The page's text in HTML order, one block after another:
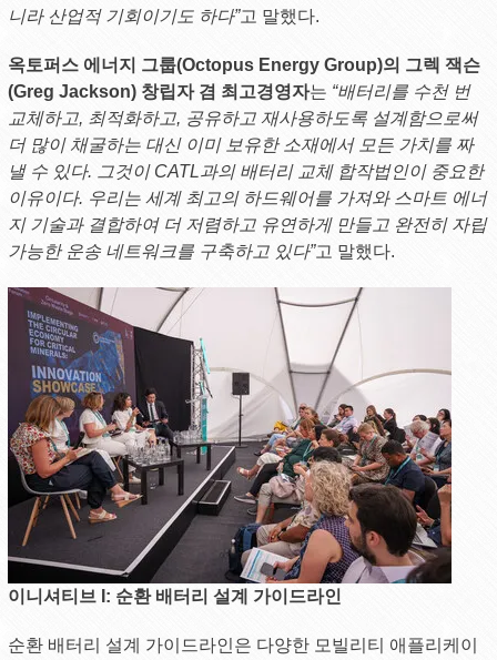
니라 산업적 기회이기도 하다”고 말했다.
옥토퍼스 에너지 그룹(Octopus Energy Group)의 그렉 잭슨
(Greg Jackson) 창립자 겸 최고경영자는 “배터리를 수천 번
교체하고, 최적화하고, 공유하고 재사용하도록 설계함으로써
더 많이 채굴하는 대신 이미 보유한 소재에서 모든 가치를 짜
낼 수 있다. 그것이 CATL과의 배터리 교체 합작법인이 중요한
이유이다. 우리는 세계 최고의 하드웨어를 가져와 스마트 에너
지 기술과 결합하여 더 저렴하고 유연하게 만들고 완전히 자립
가능한 운송 네트워크를 구축하고 있다”고 말했다.
이니셔티브 I: 순환 배터리 설계 가이드라인
순환 배터리 설계 가이드라인은 다양한 모빌리티 애플리케이